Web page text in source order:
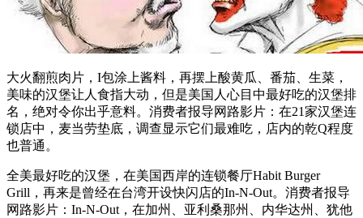
大火翻煎肉片，I包涂上酱料，再摆上酸黄瓜、番茄、生菜，
美味的汉堡让人食指大动，但是美国人心目中最好吃的汉堡排
名，绝对令你出乎意料。消费者报导网路影片：在21家汉堡连
锁店中，麦当劳垫底，调查显示它们最难吃，店内的乾Q程度
也普通。
全美最好吃的汉堡，在美国西岸的连锁餐厅Habit Burger
Grill，再来是曾经在台湾开设快闪店的In-N-Out。消费者报导
网路影片：In-N-Out，在加州、亚利桑那州、内华达州、犹他